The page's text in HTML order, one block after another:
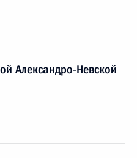
Александро-Невской